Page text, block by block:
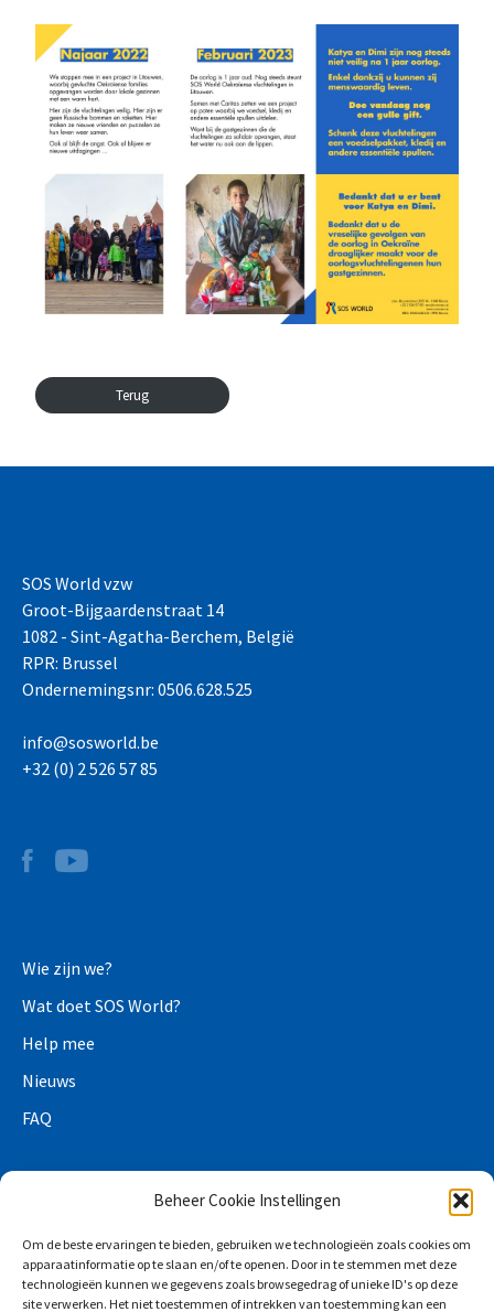
Beheer Cookie Instellingen
Om de beste ervaringen te bieden, gebruiken we technologieën zoals cookies om
apparaatinformatie op te slaan en/of te openen. Door in te stemmen met deze
technologieën kunnen we gegevens zoals browsegedrag of unieke ID's op deze
site verwerken. Het niet toestemmen of intrekken van toestemming kan een
Terug
SOS World vzw
Groot-Bijgaardenstraat 14
1082 - Sint-Agatha-Berchem, België
RPR: Brussel
Ondernemingsnr: 0506.628.525
info@sosworld.be
+32 (0) 2 526 57 85
Wie zijn we?
Wat doet SOS World?
Help mee
Nieuws
FAQ
Privacyverklaring